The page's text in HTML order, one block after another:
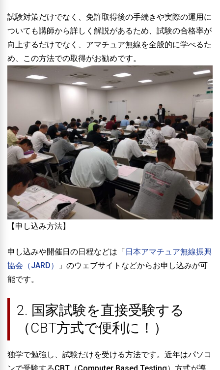
試験対策だけでなく、免許取得後の手続きや実際の運用に
ついても講師から詳しく解説があるため、試験の合格率が
向上するだけでなく、アマチュア無線を全般的に学べるた
め、この方法での取得がお勧めです。
【申し込み方法】
申し込みや開催日の日程などは「 日本アマチュア無線振興
協会（JARD）
」のウェブサイトなどからお申し込みが可
能です。
2. 国家試験を直接受験する
（CBT方式で便利に！）
独学で勉強し、試験だけを受ける方法です。近年はパソコ